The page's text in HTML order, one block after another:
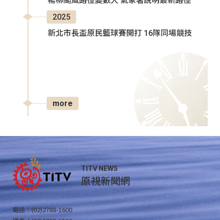
2025
新北市長盃原民籃球賽開打 16隊同場競技
more
TITV NEWS
原視新聞網
電話：(02)2788-1600